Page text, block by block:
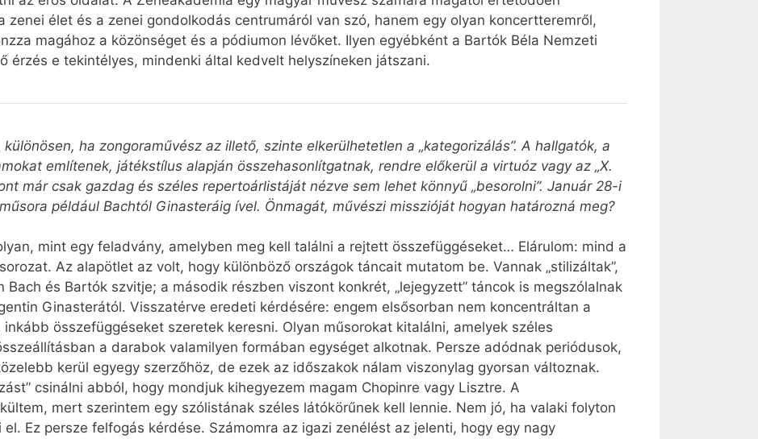
zenei élet és a zenei gondolkodás centrumáról van szó, hanem egy olyan koncertteremről,
magához a közönséget és a pódiumon lévőket. Ilyen egyébként a Bartók Béla Nemzeti
érzés e tekintélyes, mindenki által kedvelt helyszíneken játszani.
ha zongoraművész az illető, szinte elkerülhetetlen a „kategorizálás”. A hallgatók, a
említenek, játékstílus alapján összehasonlítgatnak, rendre előkerül a virtuóz vagy az „X.
már csak gazdag és széles repertoárlistáját nézve sem lehet könnyű „besorolni”. Január 28-i
például Bachtól Ginasteráig ível. Önmagát, művészi misszióját hogyan határozná meg?
mint egy feladvány, amelyben meg kell találni a rejtett összefüggéseket… Elárulom: mind a
Az alapötlet az volt, hogy különböző országok táncait mutatom be. Vannak „stilizáltak”,
Bach és Bartók szvitje; a második részben viszont konkrét, „lejegyzett” táncok is megszólalnak
Ginasterától. Visszatérve eredeti kérdésére: engem elsősorban nem koncentráltan a
összefüggéseket szeretek keresni. Olyan műsorokat kitalálni, amelyek széles
a darabok valamilyen formában egységet alkotnak. Persze adódnak periódusok,
kerül egyegy szerzőhöz, de ezek az időszakok nálam viszonylag gyorsan változnak.
csinálni abból, hogy mondjuk kihegyezem magam Chopinre vagy Lisztre. A
mert szerintem egy szólistának széles látókörűnek kell lennie. Nem jó, ha valaki folyton
Ez persze felfogás kérdése. Számomra az igazi zenélést az jelenti, hogy egy nagy